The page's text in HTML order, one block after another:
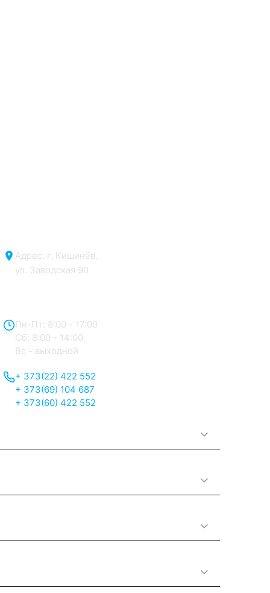
Адрес: г. Кишинёв,
ул. Заводская 90
Пн-Пт: 8:00 - 17:00
Сб: 8:00 - 14:00,
Вс - выходной
+ 373(22) 422 552
+ 373(69) 104 687
+ 373(60) 422 552